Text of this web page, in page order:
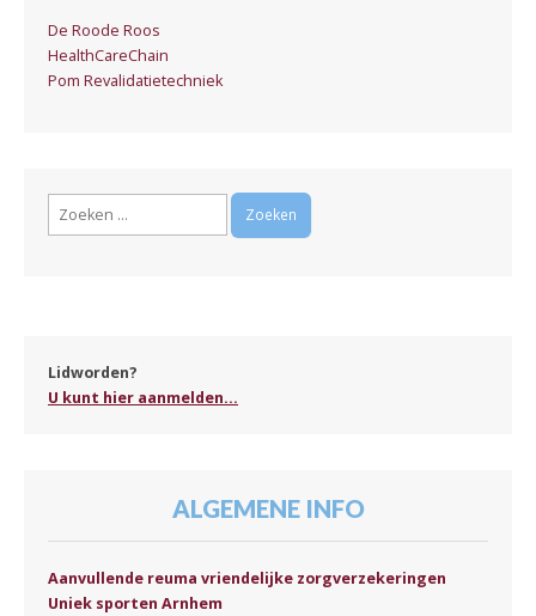
De Roode Roos
HealthCareChain
Pom Revalidatietechniek
Zoeken
Lidworden?
U kunt hier aanmelden...
ALGEMENE INFO
Aanvullende reuma vriendelijke zorgverzekeringen
Uniek sporten Arnhem